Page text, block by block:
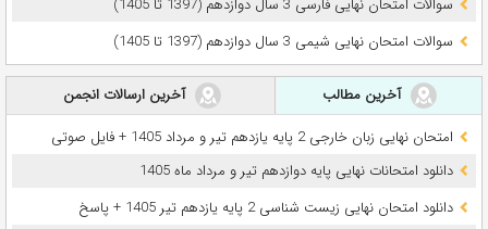
سوالات امتحان نهایی فارسی 3 سال دوازدهم (1397 تا 1405)
سوالات امتحان نهایی شیمی 3 سال دوازدهم (1397 تا 1405)
آخرین مطالب
آخرین ارسالات انجمن
امتحان نهایی زبان خارجی 2 پایه یازدهم تیر و مرداد 1405 + فایل صوتی
دانلود امتحانات نهایی پایه دوازدهم تیر و مرداد ماه 1405
دانلود امتحان نهایی زیست شناسی 2 پایه یازدهم تیر 1405 + پاسخ